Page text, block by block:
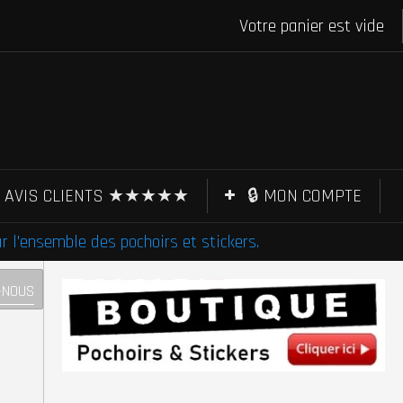
Votre panier est vide
AVIS CLIENTS ★★★★★
🔒 MON COMPTE
l'ensemble des pochoirs et stickers.